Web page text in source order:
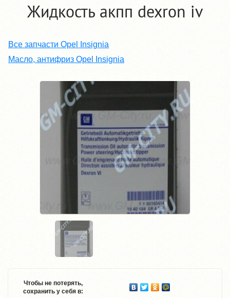
Жидкость акпп dexron iv
Все запчасти Opel Insignia
Масло, антифриз Opel Insignia
Чтобы не потерять,
сохранить у себя в: